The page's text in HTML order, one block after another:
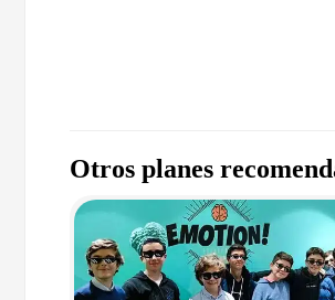
Otros planes